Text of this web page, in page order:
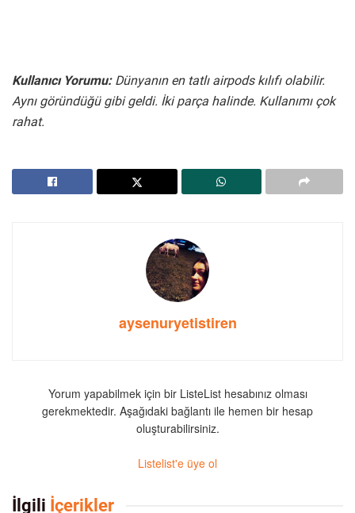
Kullanıcı Yorumu: Dünyanın en tatlı airpods kılıfı olabilir.
Aynı göründüğü gibi geldi. İki parça halinde. Kullanımı çok
rahat.
aysenuryetistiren
Yorum yapabilmek için bir ListeList hesabınız olması
gerekmektedir. Aşağıdaki bağlantı ile hemen bir hesap
oluşturabilirsiniz.
Listelist'e üye ol
İlgili İçerikler